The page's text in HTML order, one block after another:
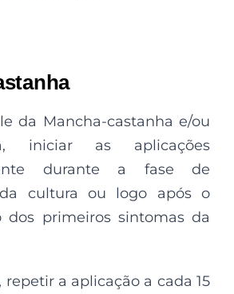
da Mancha-castanha e/ou
iniciar as aplicações
durante a fase de
cultura ou logo após o
dos primeiros sintomas da
repetir a aplicação a cada 15